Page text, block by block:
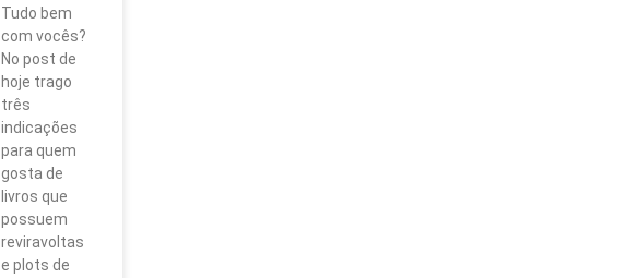
Tudo bem
com vocês?
No post de
hoje trago
três
indicações
para quem
gosta de
livros que
possuem
reviravoltas
e plots de